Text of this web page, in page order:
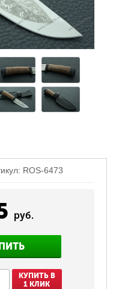
ROS-6473
руб.
КУПИТЬ В
1 КЛИК